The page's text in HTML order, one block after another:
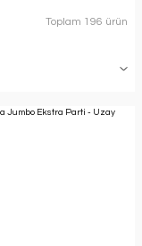
Toplam 196 ürün